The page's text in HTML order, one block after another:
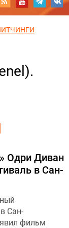
Одри Диван
в Сан-
Сан-
фильм